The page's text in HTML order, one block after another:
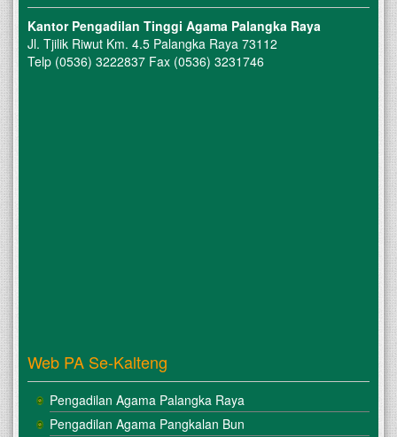
Kantor Pengadilan Tinggi Agama Palangka Raya
Jl. Tjilik Riwut Km. 4.5 Palangka Raya 73112
Telp (0536) 3222837 Fax (0536) 3231746
Web PA Se-Kalteng
Pengadilan Agama Palangka Raya
Pengadilan Agama Pangkalan Bun